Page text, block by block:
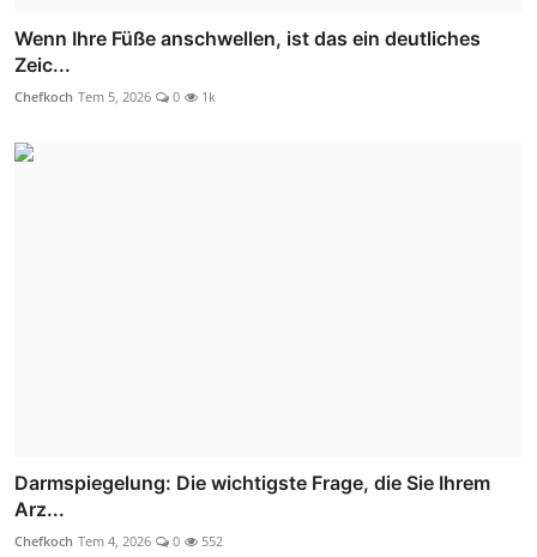
Wenn Ihre Füße anschwellen, ist das ein deutliches
Zeic...
Chefkoch Tem 5, 2026 0 1k
Darmspiegelung: Die wichtigste Frage, die Sie Ihrem
Arz...
Chefkoch Tem 4, 2026 0 552